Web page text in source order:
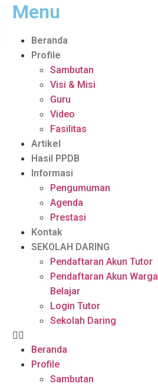
Menu
Beranda
Profile
Sambutan
Visi & Misi
Guru
Video
Fasilitas
Artikel
Hasil PPDB
Informasi
Pengumuman
Agenda
Prestasi
Kontak
SEKOLAH DARING
Pendaftaran Akun Tutor
Pendaftaran Akun Warga
Belajar
Login Tutor
Sekolah Daring
Beranda
Profile
Sambutan